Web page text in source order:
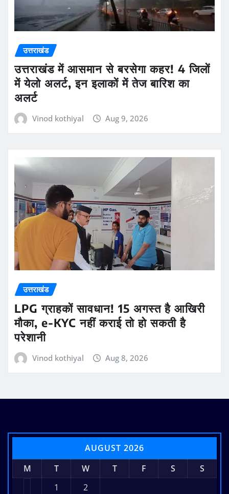
उत्तराखंड
उत्तराखंड में आसमान से बरसेगा कहर! 4 जिलों
में येलो अलर्ट, इन इलाकों में तेज बारिश का
अलर्ट
Vinod kothiyal Aug 9, 2026
उत्तराखंड
LPG ग्राहकों सावधान! 15 अगस्त है आखिरी
मौका, e-KYC नहीं कराई तो हो सकती है
परेशानी
Vinod kothiyal Aug 8, 2026
AUGUST 2026
M
T W T F S
S
1
2